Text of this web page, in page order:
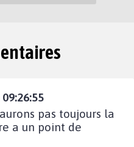
pas toujours la
a un point de